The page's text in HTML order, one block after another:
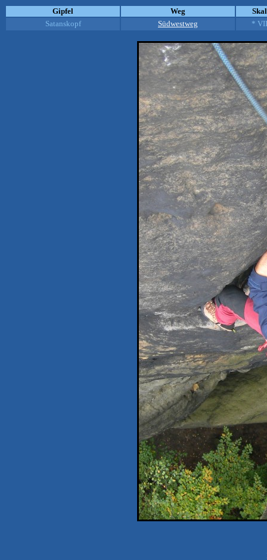
Gipfel Weg
Satanskopf
Südwestweg *